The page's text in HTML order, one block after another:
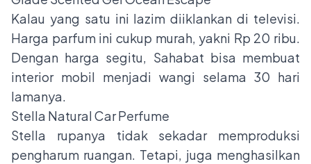
Kalau yang satu ini lazim diiklankan di televisi.
Harga parfum ini cukup murah, yakni Rp 20 ribu.
Dengan harga segitu, Sahabat bisa membuat
interior mobil menjadi wangi selama 30 hari
lamanya.
Stella Natural Car Perfume
Stella rupanya tidak sekadar memproduksi
pengharum ruangan. Tetapi, juga menghasilkan